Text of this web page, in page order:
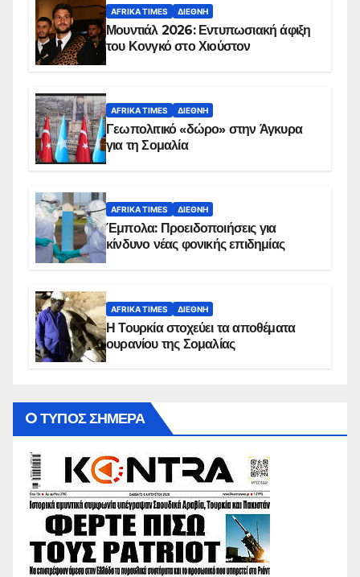
AFRIKA TIMES ΔΙΕΘΝΉ
Μουντιάλ 2026: Εντυπωσιακή άφιξη
του Κονγκό στο Χιούστον
AFRIKA TIMES ΔΙΕΘΝΉ
Γεωπολιτικό «δώρο» στην Άγκυρα
για τη Σομαλία
AFRIKA TIMES ΔΙΕΘΝΉ
Έμπολα: Προειδοποιήσεις για
κίνδυνο νέας φονικής επιδημίας
AFRIKA TIMES ΔΙΕΘΝΉ
Η Τουρκία στοχεύει τα αποθέματα
ουρανίου της Σομαλίας
O ΤΥΠΟΣ ΣΗΜΕΡΑ